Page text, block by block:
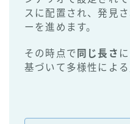
スに配置され、発見
ーを進めます。
その時点で 同じ長さ
基づいて多様性による